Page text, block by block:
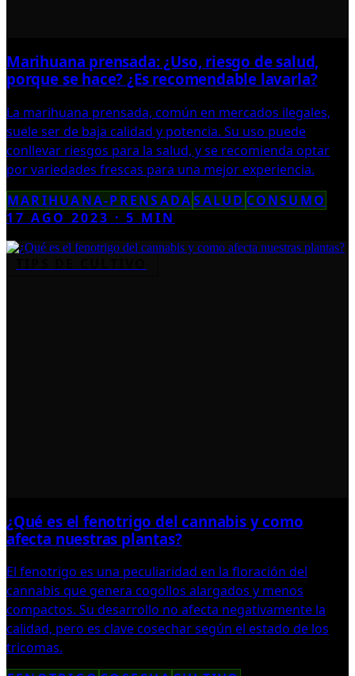
Marihuana prensada: ¿Uso, riesgo de salud,
porque se hace? ¿Es recomendable lavarla?
La marihuana prensada, común en mercados ilegales,
suele ser de baja calidad y potencia. Su uso puede
conllevar riesgos para la salud, y se recomienda optar
por variedades frescas para una mejor experiencia.
MARIHUANA-PRENSADASALUD CONSUMO
17 AGO 2023 ·5 MIN
¿Qué es el fenotrigo del cannabis y como
afecta nuestras plantas?
El fenotrigo es una peculiaridad en la floración del
cannabis que genera cogollos alargados y menos
compactos. Su desarrollo no afecta negativamente la
calidad, pero es clave cosechar según el estado de los
tricomas.